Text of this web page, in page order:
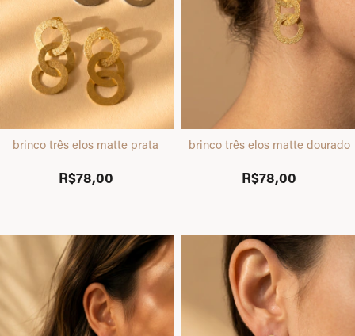
brinco três elos matte prata
R$78,00
brinco três elos matte dourado
R$78,00